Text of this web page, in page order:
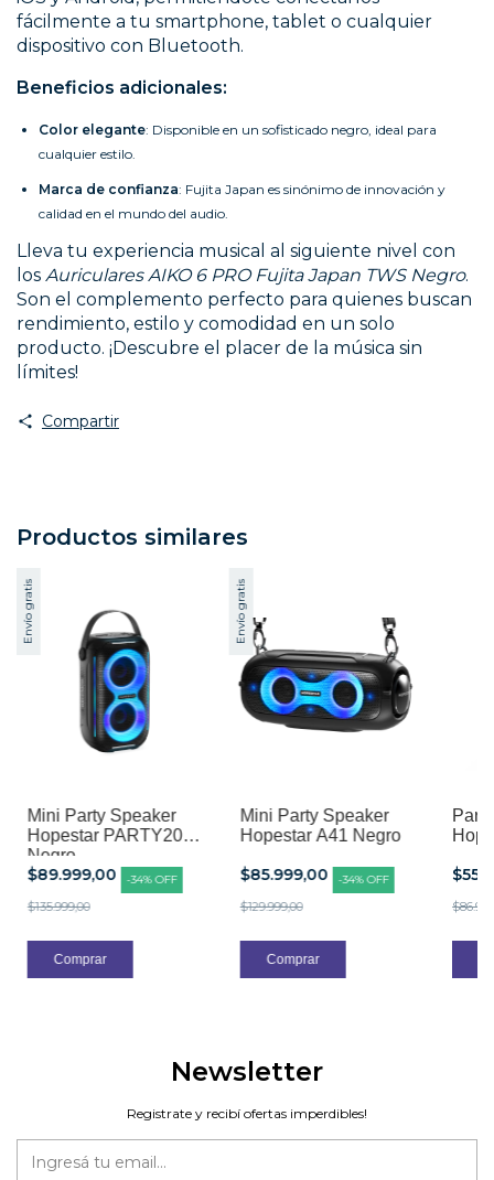
fácilmente a tu smartphone, tablet o cualquier
dispositivo con Bluetooth.
Beneficios adicionales:
Color elegante: Disponible en un sofisticado negro, ideal para
cualquier estilo.
Marca de confianza: Fujita Japan es sinónimo de innovación y
calidad en el mundo del audio.
Lleva tu experiencia musical al siguiente nivel con
los Auriculares AIKO 6 PRO Fujita Japan TWS Negro.
Son el complemento perfecto para quienes buscan
rendimiento, estilo y comodidad en un solo
producto. ¡Descubre el placer de la música sin
límites!
Compartir
Productos similares
Envío gratis
Mini Party Speaker
Hopestar PARTY200
Negro
$89.999,00 -34%OFF
$135.999,00
Envío gratis
Mini Party Speaker
Hopestar A41 Negro
$85.999,00 -34%OFF
$129.999,00
Newsletter
Registrate y recibí ofertas imperdibles!